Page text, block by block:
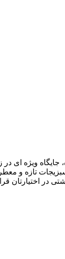
ویژه ای
تازه و
در